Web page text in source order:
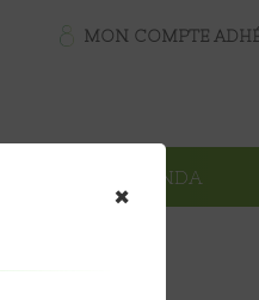
MON COMPTE
AGENDA
×